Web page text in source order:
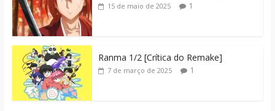
15 de maio de 2025 1
Ranma 1/2 [Crítica do Remake]
7 de março de 2025 1